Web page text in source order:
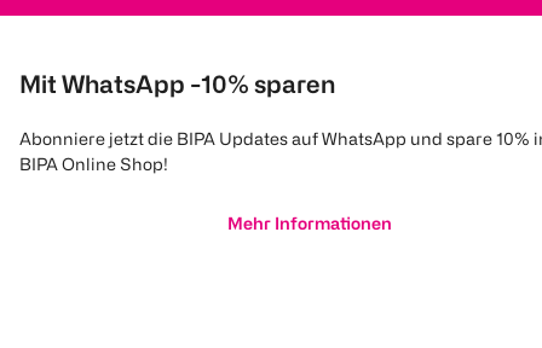
Mit WhatsApp -10% sparen
Abonniere jetzt die BIPA Updates auf WhatsApp und spare 10%
BIPA Online Shop!
Mehr Informationen